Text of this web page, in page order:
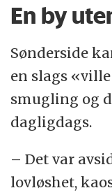
En by
Sønderside
en slags
smugling og
dagligdags.
– Det var
lovløshet,